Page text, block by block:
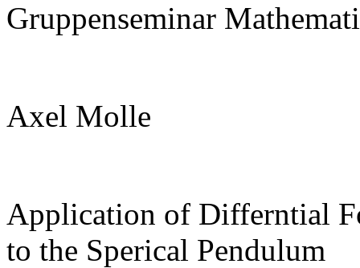
Gruppenseminar
Axel Molle
Application of Differntial
to the Sperical Pendulum